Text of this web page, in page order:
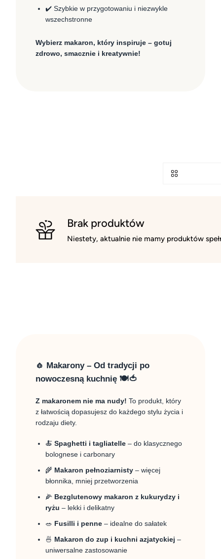
✔️ Szybkie w przygotowaniu i niezwykle
wszechstronne
Wybierz makaron, który inspiruje – gotuj
zdrowo, smacznie i kreatywnie!
Brak produktów
Niestety, aktualnie nie mamy produktów
🧄 Makarony – Od tradycji po
nowoczesną kuchnię 🍽️🍅
Z makaronem nie ma nudy! To produkt, który
z łatwością dopasujesz do każdego stylu życia i
rodzaju diety.
🍝 Spaghetti i tagliatelle – do klasycznego
bolognese i carbonary
🌾 Makaron pełnoziarnisty – więcej
błonnika, mniej przetworzenia
🌽 Bezglutenowy makaron z kukurydzy i
ryżu – lekki i delikatny
🥗 Fusilli i penne – idealne do sałatek
🍜 Makaron do zup i kuchni azjatyckiej –
uniwersalne zastosowanie